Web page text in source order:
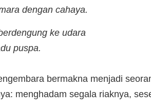
dengan cahaya.
ke udara
puspa.
bermakna menjadi
menghadam segala riaknya,